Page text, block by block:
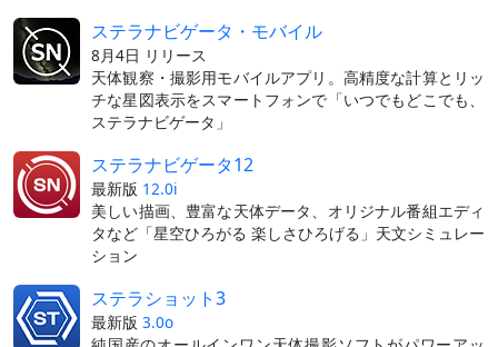
ステラナビゲータ・モバイル
8月4日 リリース
天体観察・撮影用モバイルアプリ。高精度な計算とリッ
チな星図表示をスマートフォンで「いつでもどこでも、
ステラナビゲータ」
ステラナビゲータ12
最新版 12.0i
美しい描画、豊富な天体データ、オリジナル番組エディ
タなど「星空ひろがる 楽しさひろげる」天文シミュレー
ション
ステラショット3
最新版 3.0o